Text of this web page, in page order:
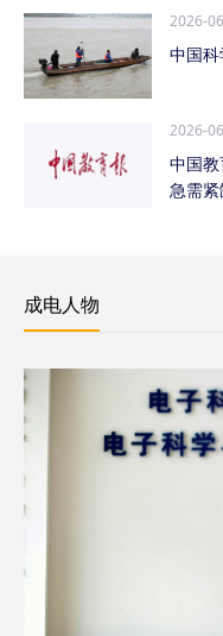
2026-
中国科
2026-
中国
急需
成电人物